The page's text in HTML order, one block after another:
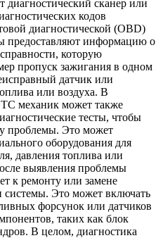
диагностический сканер или
кодов
диагностической (OBD)
предоставляют информацию о
которую
пропуск зажигания в одном
датчик или
или воздуха. В
механик может также
тесты, чтобы
проблемы. Это может
оборудования для
давления топлива или
выявления проблемы
к ремонту или замене
системы. Это может включать
форсунок или датчиков
таких как блок
В целом, диагностика